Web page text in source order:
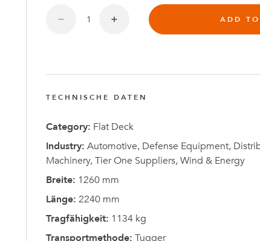
FlexQube
ernannt
ADD
TECHNISCHE DATEN
Category: Flat Deck
Industry: Automotive, Defense Equipment,
Machinery, Tier One Suppliers, Wind & Energy
Breite: 1260 mm
Länge: 2240 mm
Tragfähigkeit: 1134 kg
Transportmethode: Tugger